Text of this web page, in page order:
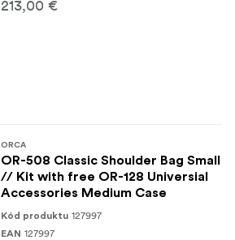
213,00 €
ORCA
OR-508 Classic Shoulder Bag Small
// Kit with free OR-128 Universial
Accessories Medium Case
Kód produktu 127997
EAN 127997